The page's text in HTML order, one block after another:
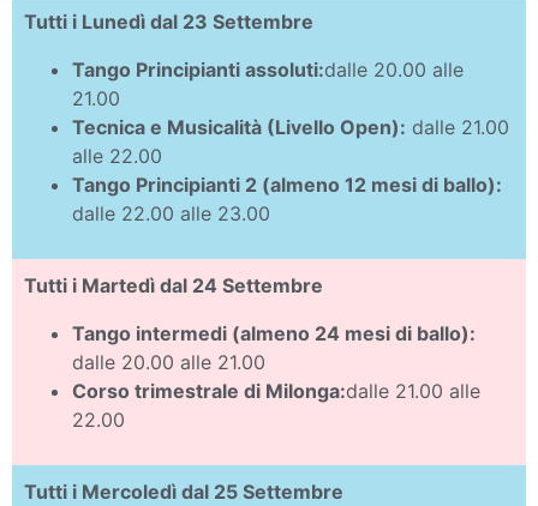
Tutti i Lunedì dal 23 Settembre
Tango Principianti assoluti:dalle 20.00 alle
21.00
Tecnica e Musicalità (Livello Open): dalle 21.00
alle 22.00
Tango Principianti 2 (almeno 12 mesi di ballo):
dalle 22.00 alle 23.00
Tutti i Martedì dal 24 Settembre
Tango intermedi (almeno 24 mesi di ballo):
dalle 20.00 alle 21.00
Corso trimestrale di Milonga:dalle 21.00 alle
22.00
Tutti i Mercoledì dal 25 Settembre